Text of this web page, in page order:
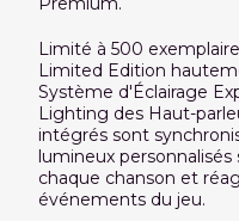
Limité à 500
Limited Edition
Système d'Éclairage
Lighting des Haut-
intégrés sont
lumineux
chaque chanson et
événements du jeu.